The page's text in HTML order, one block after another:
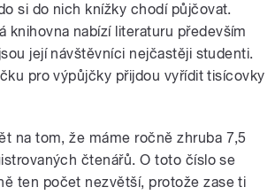
si do nich knížky chodí půjčovat.
knihovna nabízí literaturu především
její návštěvníci nejčastěji studenti.
pro výpůjčky přijdou vyřídit tisícovky
na tom, že máme ročně zhruba 7,5
čtenářů. O toto číslo se
ten počet nezvětší, protože zase ti